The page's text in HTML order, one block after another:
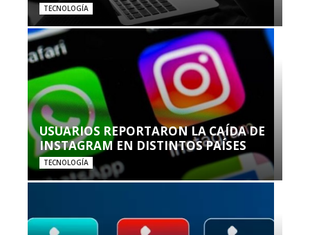
TECNOLOGÍA
USUARIOS REPORTARON LA CAÍDA DE
INSTAGRAM EN DISTINTOS PAÍSES
TECNOLOGÍA